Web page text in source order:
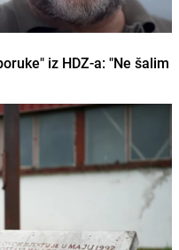
iz HDZ-a: "Ne šalim